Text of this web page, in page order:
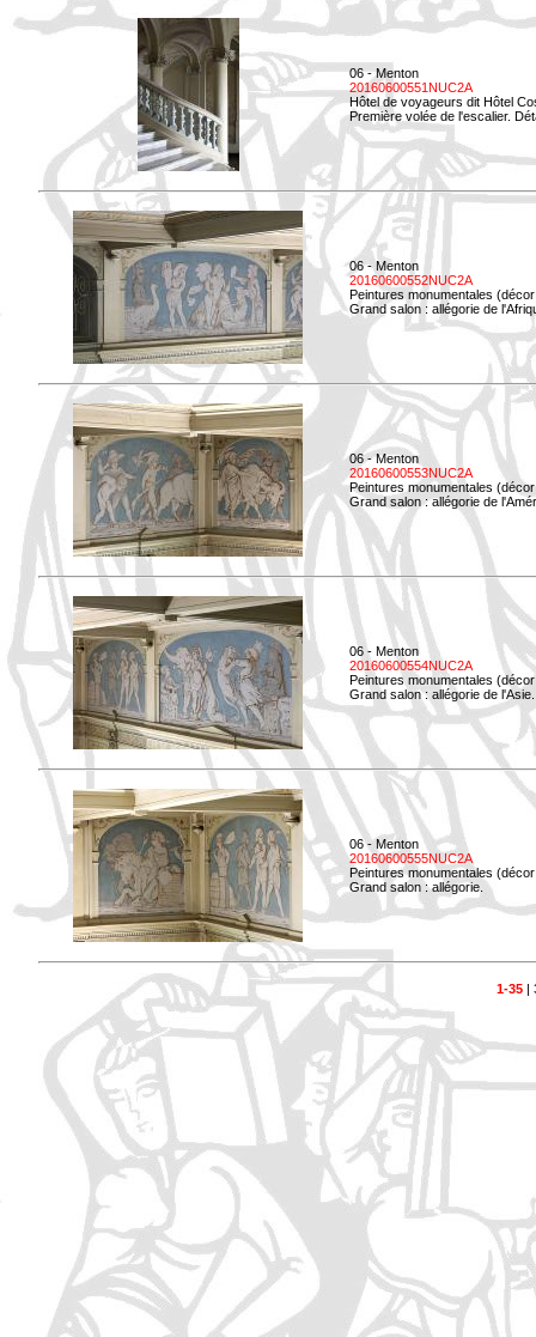
06 - Menton
20160600551NUC2A
Hôtel de voyageurs dit Hôtel
Première volée de l'escalier.
06 - Menton
20160600552NUC2A
Peintures monumentales
Grand salon : allégorie de
06 - Menton
20160600553NUC2A
Peintures monumentales
Grand salon : allégorie de
06 - Menton
20160600554NUC2A
Peintures monumentales
Grand salon : allégorie de l'Asie.
06 - Menton
20160600555NUC2A
Peintures monumentales
Grand salon : allégorie.
1-35|